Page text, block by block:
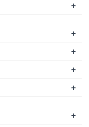
+
+
+
+
+
+